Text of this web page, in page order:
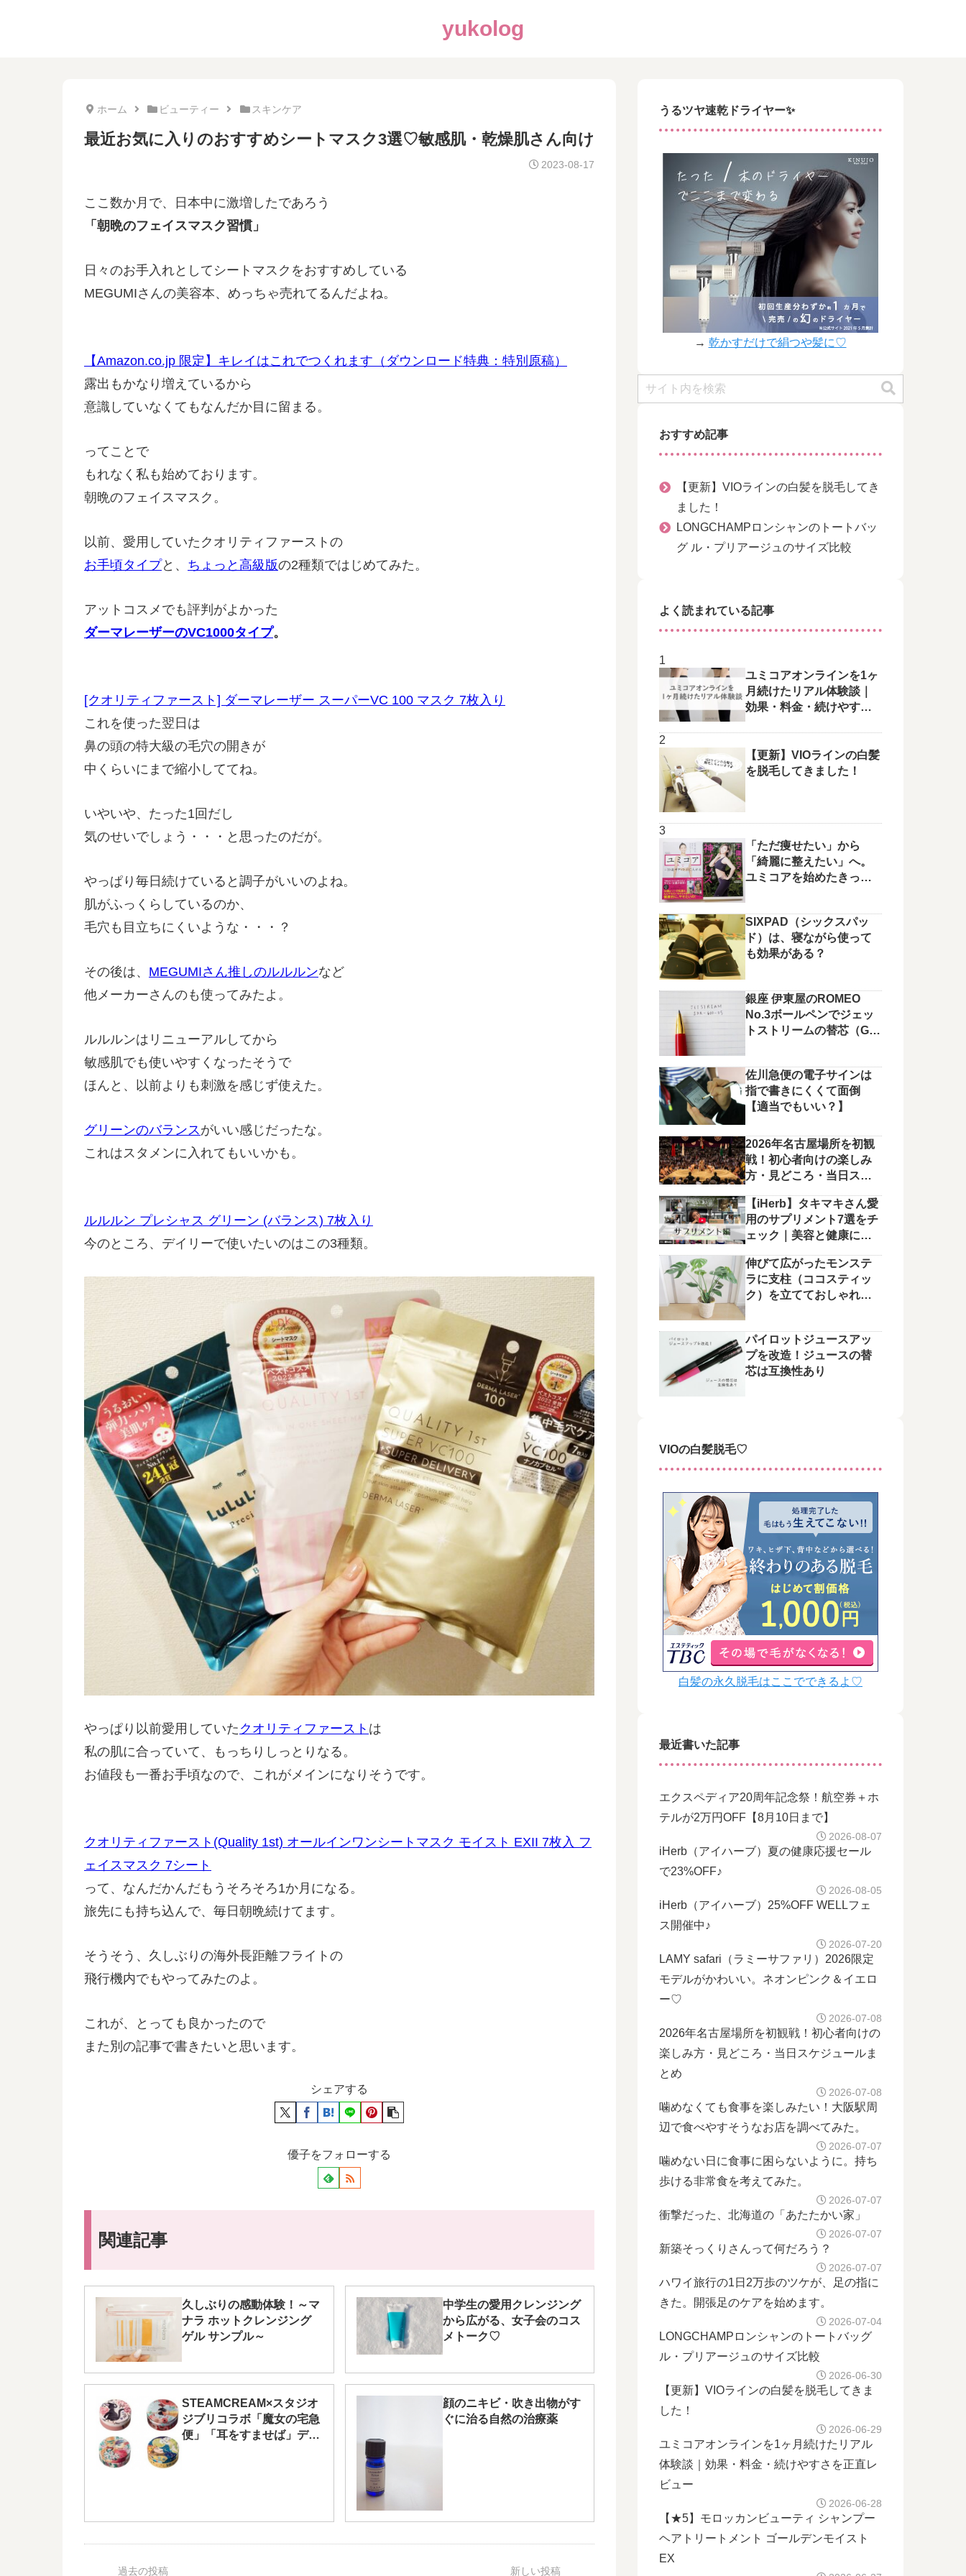
yukolog
ホーム ビューティー スキンケア
最近お気に入りのおすすめシートマスク3選♡敏感肌・乾燥肌さん向け
2023-08-17
ここ数か月で、日本中に激増したであろう
「朝晩のフェイスマスク習慣」
日々のお手入れとしてシートマスクをおすすめしている
MEGUMIさんの美容本、めっちゃ売れてるんだよね。
【Amazon.co.jp 限定】キレイはこれでつくれます（ダウンロード特典：特別原稿）
露出もかなり増えているから
意識していなくてもなんだか目に留まる。
ってことで
もれなく私も始めております。
朝晩のフェイスマスク。
以前、愛用していたクオリティファーストの
お手頃タイプと、 ちょっと高級版の2種類ではじめてみた。
アットコスメでも評判がよかった
ダーマレーザーのVC1000タイプ。
[クオリティファースト] ダーマレーザー スーパーVC 100 マスク 7枚入り
これを使った翌日は
鼻の頭の特大級の毛穴の開きが
中くらいにまで縮小しててね。
いやいや、たった1回だし
気のせいでしょう・・・と思ったのだが。
やっぱり毎日続けていると調子がいいのよね。
肌がふっくらしているのか、
毛穴も目立ちにくいような・・・？
その後は、 MEGUMIさん推しのルルルンなど
他メーカーさんのも使ってみたよ。
ルルルンはリニューアルしてから
敏感肌でも使いやすくなったそうで
ほんと、以前よりも刺激を感じず使えた。
グリーンのバランスがいい感じだったな。
これはスタメンに入れてもいいかも。
ルルルン プレシャス グリーン (バランス) 7枚入り
今のところ、デイリーで使いたいのはこの3種類。
やっぱり以前愛用していた クオリティファースト は
私の肌に合っていて、もっちりしっとりなる。
お値段も一番お手頃なので、これがメインになりそうです。
クオリティファースト(Quality 1st) オールインワンシートマスク モイスト EXII 7枚入 フ
ェイスマスク 7シート
って、なんだかんだもうそろそろ1か月になる。
旅先にも持ち込んで、毎日朝晩続けてます。
そうそう、久しぶりの海外長距離フライトの
飛行機内でもやってみたのよ。
これが、とっても良かったので
また別の記事で書きたいと思います。
シェアする
優子をフォローする
関連記事
久しぶりの感動体験！～マ
ナラ ホットクレンジング
ゲル サンプル～
中学生の愛用クレンジング
から広がる、女子会のコス
メトーク♡
STEAMCREAM×スタジオ
ジブリコラボ「魔女の宅急
便」「耳をすませば」デザ
顔のニキビ・吹き出物がす
ぐに治る自然の治療薬
うるツヤ速乾ドライヤー✨
→ 乾かすだけで絹つや髪に♡
おすすめ記事
【更新】VIOラインの白髪を脱毛してき
ました！
LONGCHAMPロンシャンのトートバッ
グ ル・プリアージュのサイズ比較
よく読まれている記事
ユミコアオンラインを1ヶ
月続けたリアル体験談｜
効果・料金・続けやすさ
【更新】VIOラインの白髪
を脱毛してきました！
「ただ痩せたい」から
「綺麗に整えたい」へ。
ユミコアを始めたきっか
SIXPAD（シックスパッ
ド）は、寝ながら使って
も効果がある？
銀座 伊東屋のROMEO
No.3ボールペンでジェッ
トストリームの替芯（G2
佐川急便の電子サインは
指で書きにくくて面倒
【適当でもいい？】
2026年名古屋場所を初観
戦！初心者向けの楽しみ
方・見どころ・当日スケ
【iHerb】タキマキさん愛
用のサプリメント7選をチ
ェック｜美容と健康に役
伸びて広がったモンステ
ラに支柱（ココスティッ
ク）を立てておしゃれに
パイロットジュースアッ
プを改造！ジュースの替
芯は互換性あり
VIOの白髪脱毛♡
白髪の永久脱毛はここでできるよ♡
最近書いた記事
エクスペディア20周年記念祭！航空券＋ホ
テルが2万円OFF【8月10日まで】
2026-08-07
iHerb（アイハーブ）夏の健康応援セール
で23%OFF♪
2026-08-05
iHerb（アイハーブ）25%OFF WELLフェ
ス開催中♪
2026-07-20
LAMY safari（ラミーサファリ）2026限定
モデルがかわいい。ネオンピンク＆イエロ
ー♡
2026-07-08
2026年名古屋場所を初観戦！初心者向けの
楽しみ方・見どころ・当日スケジュールま
とめ
2026-07-08
噛めなくても食事を楽しみたい！大阪駅周
辺で食べやすそうなお店を調べてみた。
2026-07-07
噛めない日に食事に困らないように。持ち
歩ける非常食を考えてみた。
2026-07-07
衝撃だった、北海道の「あたたかい家」
2026-07-07
新築そっくりさんって何だろう？
2026-07-07
ハワイ旅行の1日2万歩のツケが、足の指に
きた。開張足のケアを始めます。
2026-07-04
LONGCHAMPロンシャンのトートバッグ
ル・プリアージュのサイズ比較
2026-06-30
【更新】VIOラインの白髪を脱毛してきま
した！
2026-06-29
ユミコアオンラインを1ヶ月続けたリアル
体験談｜効果・料金・続けやすさを正直レ
ビュー
2026-06-28
【★5】モロッカンビューティ シャンプー
ヘアトリートメント ゴールデンモイスト
EX